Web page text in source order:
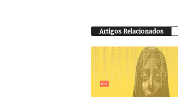
Artigos Relacionados